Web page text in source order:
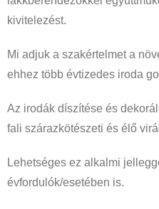
kivitelezést.
Mi adjuk a szakértelmet a
ehhez több évtizedes iroda
Az irodák díszítése és
fali szárazkötészeti és élő
Lehetséges ez alkalmi
évfordulók/esetében is.